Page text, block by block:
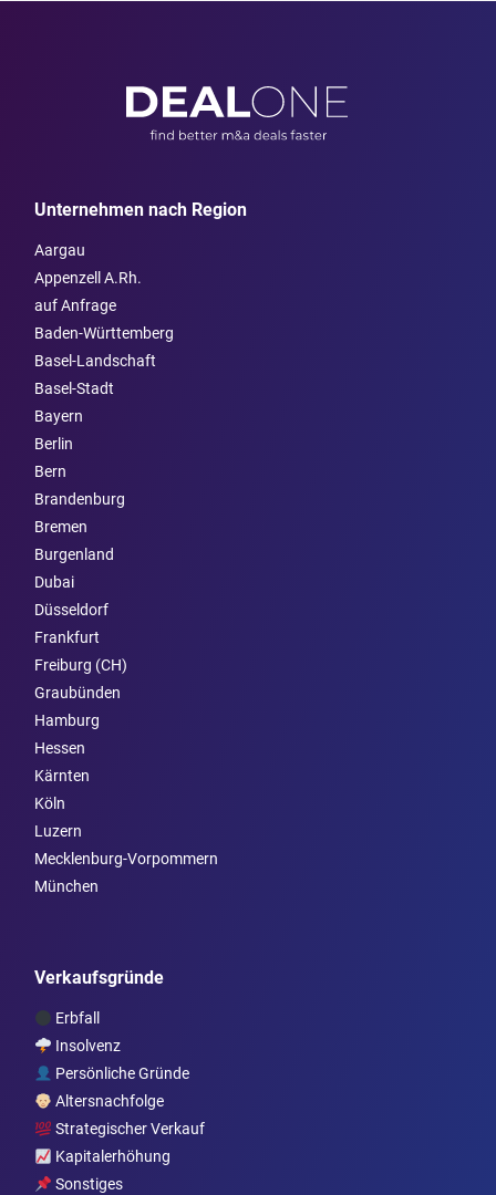
Unternehmen nach Region
Aargau
Appenzell A.Rh.
auf Anfrage
Baden-Württemberg
Basel-Landschaft
Basel-Stadt
Bayern
Berlin
Bern
Brandenburg
Bremen
Burgen­land
Dubai
Düsseldorf
Frankfurt
Freiburg (CH)
Graubünden
Hamburg
Hessen
Kärnten
Köln
Luzern
Mecklenburg-Vorpommern
München
Verkaufsgründe
Erbfall
Insolvenz
Persönliche Gründe
Altersnachfolge
Strategischer Verkauf
Kapitalerhöhung
Sonstiges